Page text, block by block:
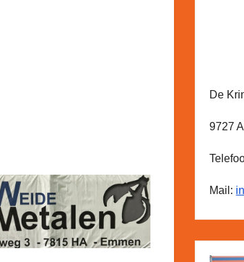
De
9727
Mail: